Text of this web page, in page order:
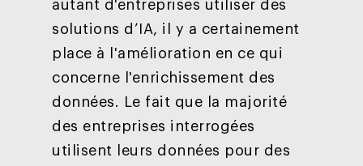
autant d'entreprises utiliser des
solutions d’IA, il y a certainement
place à l'amélioration en ce qui
concerne l'enrichissement des
données. Le fait que la majorité
des entreprises interrogées
utilisent leurs données pour des
Tendances
Presse
Ebooks
Entreprise
Réussites
À propos
ESG
Contact